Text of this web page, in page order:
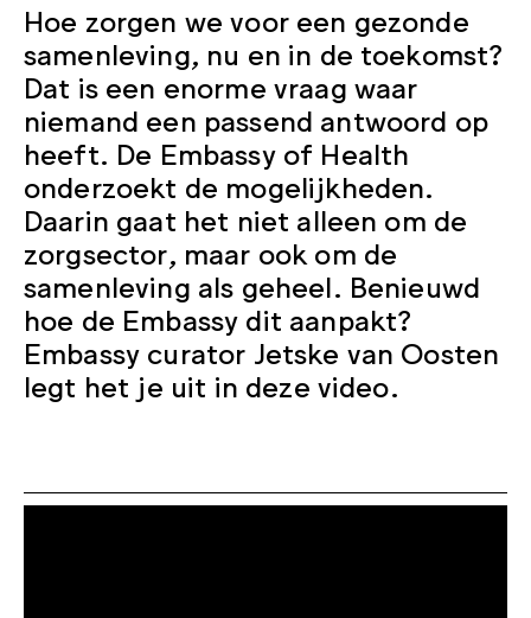
Hoe zorgen we voor een gezonde
samenleving, nu en in de toekomst?
Dat is een enorme vraag waar
niemand een passend antwoord op
heeft. De Embassy of Health
onderzoekt de mogelijkheden.
Daarin gaat het niet alleen om de
zorgsector, maar ook om de
samenleving als geheel. Benieuwd
hoe de Embassy dit aanpakt?
Embassy curator Jetske van Oosten
legt het je uit in deze video.